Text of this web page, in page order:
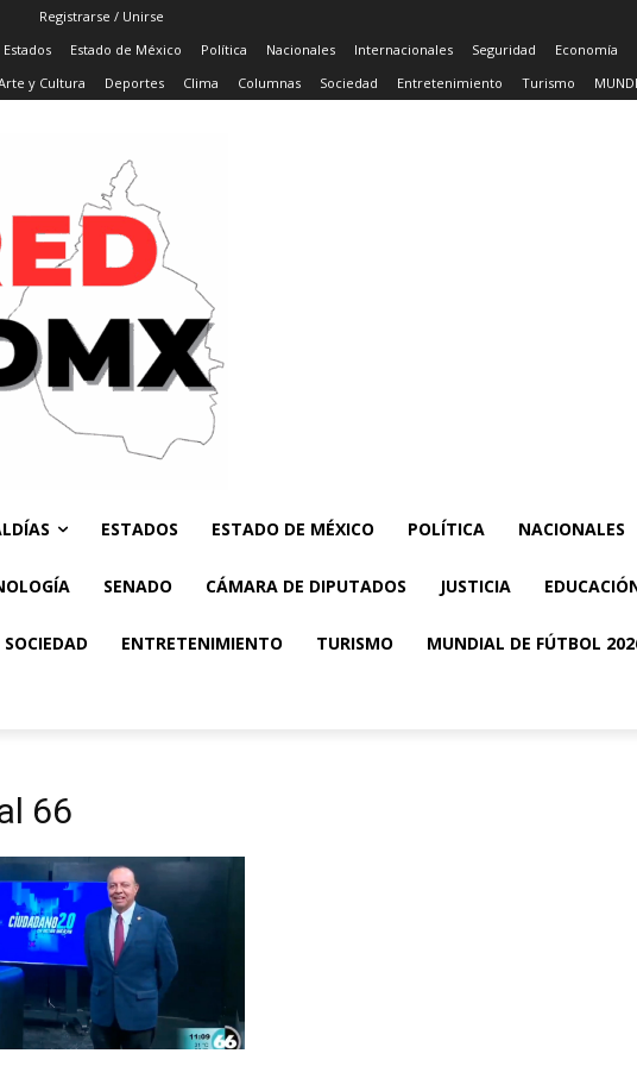
Registrarse / Unirse
Estados Estado de México Política Nacionales Internacionales Seguridad Economía
y Cultura Deportes Clima Columnas Sociedad Entretenimiento Turismo
ESTADOS ESTADO DE MÉXICO POLÍTICA NACIONALES
SENADO CÁMARA DE DIPUTADOS JUSTICIA
SOCIEDAD ENTRETENIMIENTO TURISMO MUNDIAL DE FÚTBOL
66